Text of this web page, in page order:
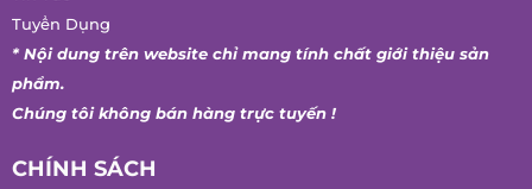
Tuyển Dụng
* Nội dung trên website chỉ mang tính chất giới thiệu sản
phẩm.
Chúng tôi không bán hàng trực tuyến !
CHÍNH SÁCH